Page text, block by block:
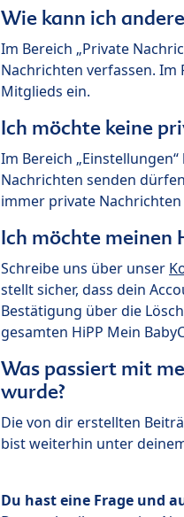
Wie kann ich
Im Bereich „Private
Nachrichten verfassen. Im
Mitglieds ein.
Ich möchte keine
Im Bereich
Nachrichten senden
immer private Nachrichten
Ich möchte meinen
Schreibe uns über unser
stellt sicher, dass dein
Bestätigung über die
gesamten HiPP Mein
Was passiert mit
wurde?
Die von dir erstellten
bist weiterhin unter
Du hast eine Frage und